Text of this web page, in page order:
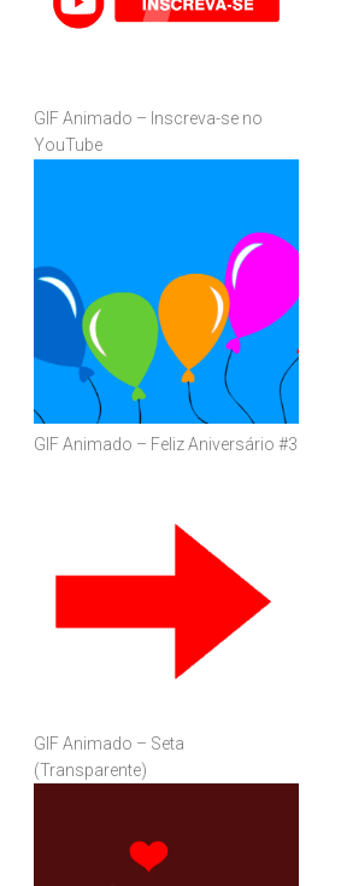
GIF Animado – Inscreva-se no
YouTube
GIF Animado – Feliz Aniversário #3
GIF Animado – Seta
(Transparente)